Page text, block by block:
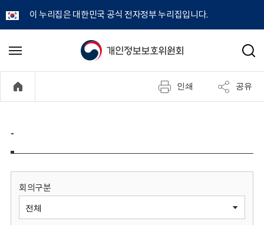
이 누리집은 대한민국 공식 전자정부 누리집입니다.
개
정
보
메
기
검
인쇄 공유
-
회의구분